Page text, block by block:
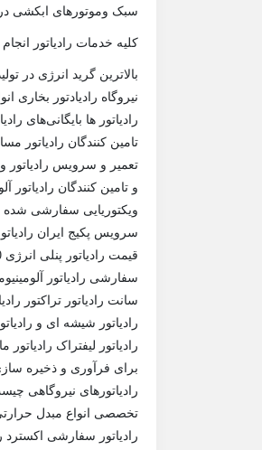
سبک وموتورهای ابکشی
کلیه خدمات رادیاتور
بالاترین گرید انرژی در
نیروگاه رادیادتور بخاری
رادیاتور ها بایگانی‌های
تامین کنندگان رادیاتور
تعمیر و سرویس رادیاتور
و تامین کنندگان رادیاتور
ویکتوریایی سفارشی شده
سرویس پکیج ایران
سفارشی رادیاتور
سانت رادیاتور تراکتور
رادیاتور شیشه ای و
رادیاتور لیفتراک
برای فرآوری و ذخیره
رادیاتورهای نیروگاهی
تخصصی انواع مبدل‌
رادیاتور سفارشی